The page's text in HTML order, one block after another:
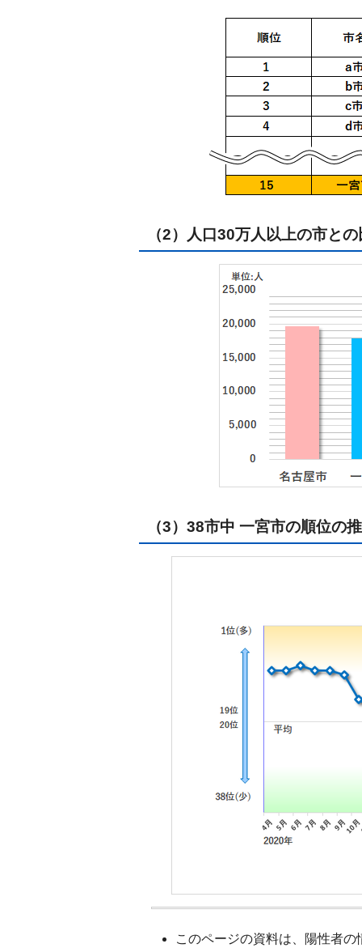
（2）人口30万人以上の市と
（3）38市中 一宮市の順位の
このページの資料は、陽性者